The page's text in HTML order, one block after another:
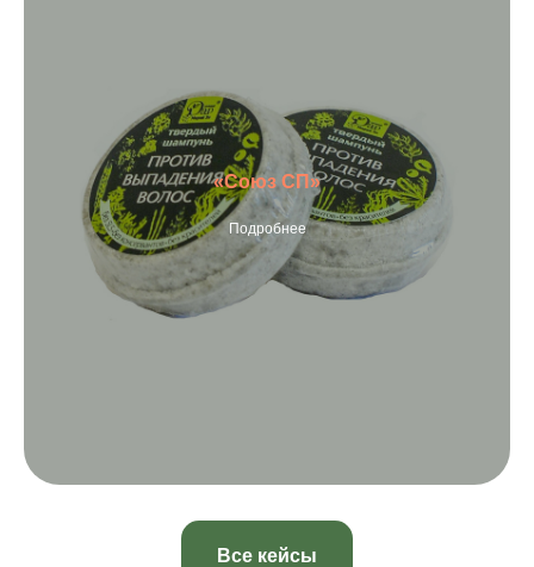
«Союз СП»
Подробнее
Все кейсы